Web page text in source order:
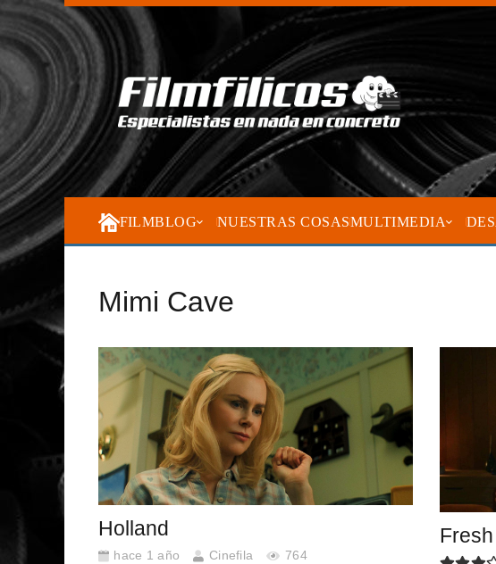
FILMBLOG NUESTRAS COSASMULTIMEDIA
Mimi Cave
Holland
hace 1 año Cinefila 764
Fresh